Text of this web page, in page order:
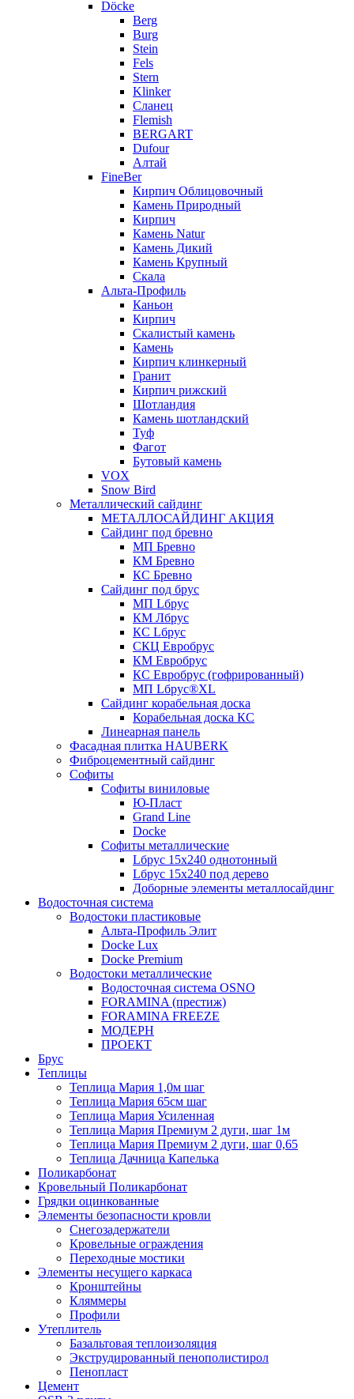
Döcke
Berg
Burg
Stein
Fels
Stern
Klinker
Сланец
Flemish
BERGART
Dufour
Алтай
FineBer
Кирпич Облицовочный
Камень Природный
Кирпич
Камень Natur
Камень Дикий
Камень Крупный
Скала
Альта-Профиль
Каньон
Кирпич
Скалистый камень
Камень
Кирпич клинкерный
Гранит
Кирпич рижский
Шотландия
Камень шотландский
Туф
Фагот
Бутовый камень
VOX
Snow Bird
Металлический сайдинг
МЕТАЛЛОСАЙДИНГ АКЦИЯ
Сайдинг под бревно
МП Бревно
КМ Бревно
КС Бревно
Сайдинг под брус
МП Lбрус
КМ Лбрус
КС Lбрус
СКЦ Евробрус
КМ Евробрус
КС Евробрус (гофрированный)
МП Lбрус®XL
Сайдинг корабельная доска
Корабельная доска КС
Линеарная панель
Фасадная плитка HAUBERK
Фиброцементный сайдинг
Софиты
Софиты виниловые
Ю-Пласт
Grand Line
Docke
Софиты металлические
Lбрус 15x240 однотонный
Lбрус 15x240 под дерево
Доборные элементы металлосайдинг
Водосточная система
Водостоки пластиковые
Альта-Профиль Элит
Docke Lux
Docke Premium
Водостоки металлические
Водосточная система OSNO
FORAMINA (престиж)
FORAMINA FREEZE
МОДЕРН
ПРОЕКТ
Брус
Теплицы
Теплица Мария 1,0м шаг
Теплица Мария 65см шаг
Теплица Мария Усиленная
Теплица Мария Премиум 2 дуги, шаг 1м
Теплица Мария Премиум 2 дуги, шаг 0,65
Теплица Дачница Капелька
Поликарбонат
Кровельный Поликарбонат
Грядки оцинкованные
Элементы безопасности кровли
Снегозадержатели
Кровельные ограждения
Переходные мостики
Элементы несущего каркаса
Кронштейны
Кляммеры
Профили
Утеплитель
Базальтовая теплоизоляция
Экструдированный пенополистирол
Пенопласт
Цемент